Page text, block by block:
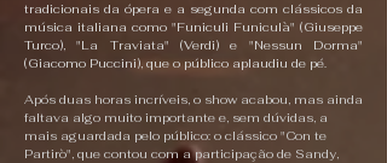
tradicionais da ópera e a segunda com clássicos da
música italiana como "Funiculi Funiculà" (Giuseppe
Turco), "La Traviata" (Verdi) e "Nessun Dorma"
(Giacomo Puccini), que o público aplaudiu de pé.
Após duas horas incríveis, o show acabou, mas ainda
faltava algo muito importante e, sem dúvidas, a
mais aguardada pelo público: o clássico "Con te
Partirò", que contou com a participação de Sandy,